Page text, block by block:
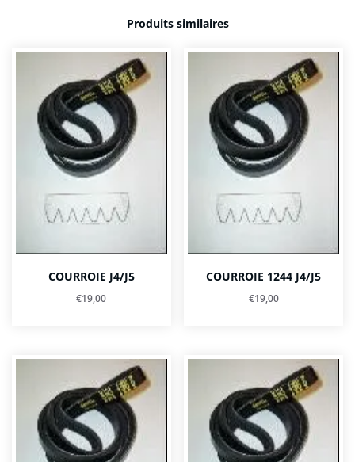
Produits similaires
COURROIE J4/J5
€19,00
COURROIE 1244 J4/J5
€19,00